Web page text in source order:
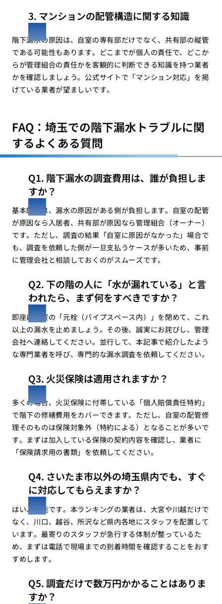
3. マンションの配管構造に関する知識
階下漏水の原因は、自室の専有部だけでなく、共有部の縦管
である可能性もあります。どこまでが個人の責任で、どこか
らが管理組合の責任かを客観的に判断できる知識を持つ業者
かを確認しましょう。公式サイトで「マンション対応」を掲
げている業者が望ましいです。
FAQ：埼玉での階下漏水トラブルに関
するよくある質問
Q1. 階下漏水の調査費用は、誰が負担しま
すか？
基本的には、漏水の原因がある側が負担します。自室の配管
が原因なら入居者、共有部が原因なら管理組合（オーナー）
です。ただし、調査の結果「自室に原因がなかった」場合で
も、調査を依頼した側が一旦支払うケースが多いため、事前
に管理会社と相談しておくのがスムーズです。
Q2. 下の階の人に「水が漏れている」と言
われたら、まず何をすべきですか？
即座に自室の「元栓（パイプスペース内）」を閉めて、これ
以上の漏水を止めましょう。その後、誠実にお詫びし、管理
会社へ連絡してください。並行して、本記事で紹介したよう
な専門業者を呼び、専門的な漏水調査を依頼してください。
Q3. 火災保険は適用されますか？
多くの場合、火災保険に付帯している「個人賠償責任特約」
で階下の修繕費用をカバーできます。ただし、自室の配管修
理そのものは保険対象外（特約による）となることが多いで
す。まずは加入している保険の契約内容を確認し、業者に
「保険請求用の書類」を依頼してください。
Q4. さいたま市以外の埼玉県内でも、すぐ
に対応してもらえますか？
はい、可能です。本ランキングの業者は、大宮や川越だけで
なく、川口、越谷、所沢など県内各地にスタッフを配置して
います。最寄りのスタッフが急行する体制が整っているた
め、まずは電話で現場までの到着時間を確認することをおす
すめします。
Q5. 調査だけで数万円かかることはありま
すか？